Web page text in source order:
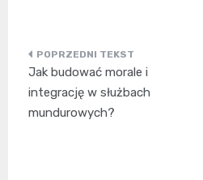
Nawigacja
wpisu
Jak budować morale i
integrację w służbach
mundurowych?